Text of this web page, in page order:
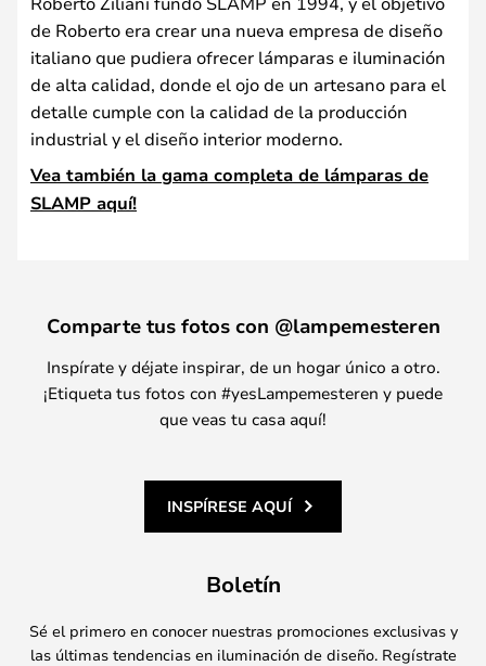
de Roberto era crear una nueva empresa de diseño
italiano que pudiera ofrecer lámparas e iluminación
de alta calidad, donde el ojo de un artesano para el
detalle cumple con la calidad de la producción
industrial y el diseño interior moderno.
Vea también la gama completa de lámparas de
SLAMP aquí!
Comparte tus fotos con @lampemesteren
Inspírate y déjate inspirar, de un hogar único a otro.
¡Etiqueta tus fotos con #yesLampemesteren y puede
que veas tu casa aquí!
INSPÍRESE AQUÍ
Boletín
Sé el primero en conocer nuestras promociones exclusivas y
las últimas tendencias en iluminación de diseño. Regístrate